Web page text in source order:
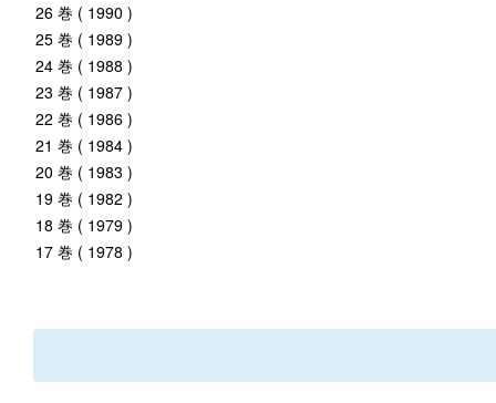
26 巻 ( 1990 )
25 巻 ( 1989 )
24 巻 ( 1988 )
23 巻 ( 1987 )
22 巻 ( 1986 )
21 巻 ( 1984 )
20 巻 ( 1983 )
19 巻 ( 1982 )
18 巻 ( 1979 )
17 巻 ( 1978 )